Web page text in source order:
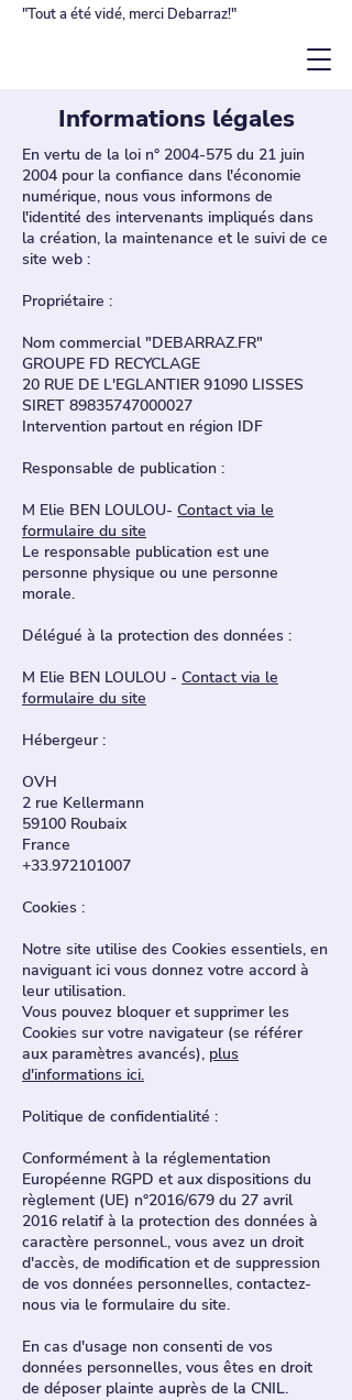
"Tout a été vidé, merci Debarraz!"
Informations légales
En vertu de la loi n° 2004-575 du 21 juin
2004 pour la confiance dans l'économie
numérique, nous vous informons de
l'identité des intervenants impliqués dans
la création, la maintenance et le suivi de ce
site web :
Propriétaire :
Nom commercial "DEBARRAZ.FR"
GROUPE FD RECYCLAGE
20 RUE DE L'EGLANTIER 91090 LISSES
SIRET 89835747000027
Intervention partout en région IDF
Responsable de publication :
M Elie BEN LOULOU- Contact via le
formulaire du site
Le responsable publication est une
personne physique ou une personne
morale.
Délégué à la protection des données :
M Elie BEN LOULOU - Contact via le
formulaire du site
Hébergeur :
OVH
2 rue Kellermann
59100 Roubaix
France
+33.972101007
Cookies :
Notre site utilise des Cookies essentiels, en
naviguant ici vous donnez votre accord à
leur utilisation.
Vous pouvez bloquer et supprimer les
Cookies sur votre navigateur (se référer
aux paramètres avancés), plus
d'informations ici.
Politique de confidentialité :
Conformément à la réglementation
Européenne RGPD et aux dispositions du
règlement (UE) n°2016/679 du 27 avril
2016 relatif à la protection des données à
caractère personnel., vous avez un droit
d'accès, de modification et de suppression
de vos données personnelles, contactez-
nous via le formulaire du site.
En cas d'usage non consenti de vos
données personnelles, vous êtes en droit
de déposer plainte auprès de la CNIL. ​